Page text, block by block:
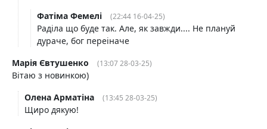
Фатіма Фемелі
(22:44 16-04-25)
Раділа що буде так. Але, як завжди.... Не плануй
дураче, бог переіначе
Марія Євтушенко
(13:07 28-03-25)
Вітаю з новинкою)
Олена Арматіна
(13:45 28-03-25)
Щиро дякую!